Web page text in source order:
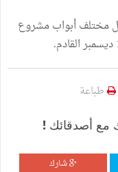
مختلف أبواب مشروع
طباعة
مع أصدقائك !
شارك